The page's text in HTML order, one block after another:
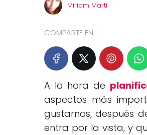
Miriam Marti
COMPARTE EN:
A la hora de
aspectos más
gustarnos, después
entra por la vista, y